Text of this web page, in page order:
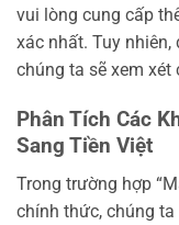
vui lòng cung cấp
xác nhất. Tuy
chúng ta sẽ xem xét
Phân Tích Các
Sang Tiền Việt
Trong trường hợp
chính thức, chúng